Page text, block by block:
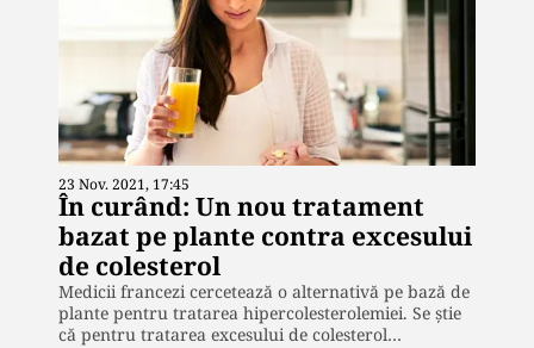
23 Nov. 2021, 17:45
În curând: Un nou tratament
bazat pe plante contra excesului
de colesterol
Medicii francezi cercetează o alternativă pe bază de
plante pentru tratarea hipercolesterolemiei. Se știe
că pentru tratarea excesului de colesterol…